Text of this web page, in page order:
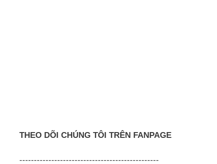
THEO DÕI CHÚNG TÔI TRÊN FANPAGE
------------------------------------------------